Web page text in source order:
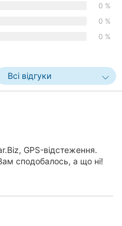
0 %
0 %
0 %
Всі відгуки
GPS-відстеження.
сподобалось, а що ні!
зроб...